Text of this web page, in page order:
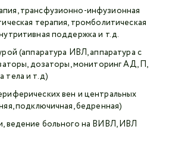
трансфузионно-инфузионная
терапия, тромболитическая
поддержка и т.д.
(аппаратура ИВЛ, аппаратура с
дозаторы, мониторинг АД, П,
тела и т.д)
вен и центральных
подключичная, бедренная)
ведение больного на ВИВЛ, ИВЛ